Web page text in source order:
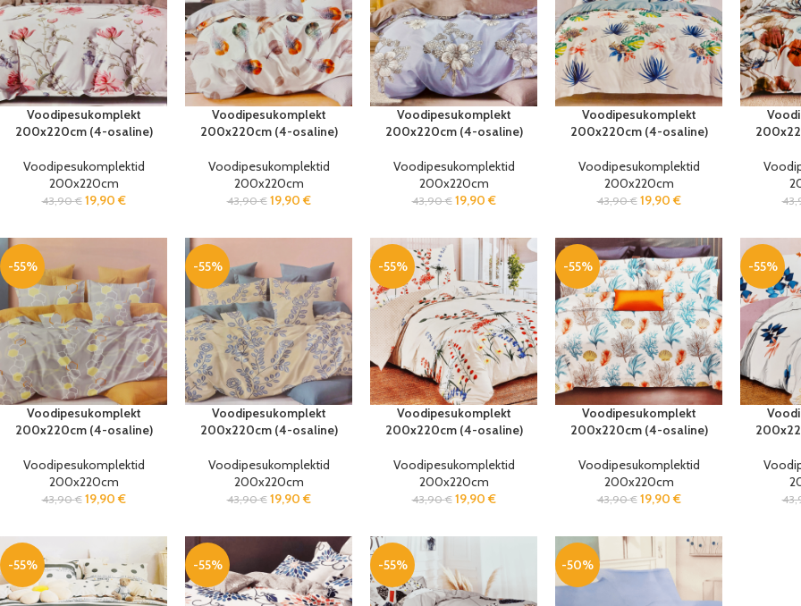
Voodipesukomplekt
200x220cm (4-osaline)
Voodipesukomplektid
200x220cm
43,90€ 19,90 €
Voodipesukomplekt
200x220cm (4-osaline)
Voodipesukomplektid
200x220cm
43,90€ 19,90 €
Voodipesukomplekt
200x220cm (4-osaline)
Voodipesukomplektid
200x220cm
43,90€ 19,90 €
Voodipesukomplekt
200x220cm (4-osaline)
Voodipesukomplektid
200x220cm
43,90€ 19,90 €
-55%
Voodipesukomplekt
200x220cm (4-osaline)
Voodipesukomplektid
200x220cm
43,90€ 19,90 €
-55%
Voodipesukomplekt
200x220cm (4-osaline)
Voodipesukomplektid
200x220cm
43,90€ 19,90 €
-55%
Voodipesukomplekt
200x220cm (4-osaline)
Voodipesukomplektid
200x220cm
43,90€ 19,90 €
-55%
Voodipesukomplekt
200x220cm (4-osaline)
Voodipesukomplektid
200x220cm
43,90€ 19,90 €
-55%
-55% -55% -55% -50%